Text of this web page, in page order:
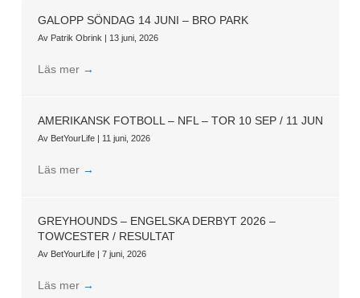
GALOPP SÖNDAG 14 JUNI – BRO PARK
Av Patrik Obrink | 13 juni, 2026
Läs mer →
AMERIKANSK FOTBOLL – NFL – TOR 10 SEP / 11 JUN
Av BetYourLife | 11 juni, 2026
Läs mer →
GREYHOUNDS – ENGELSKA DERBYT 2026 –
TOWCESTER / RESULTAT
Av BetYourLife | 7 juni, 2026
Läs mer →